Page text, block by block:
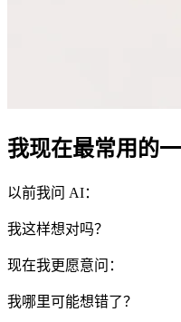
我现在最常用的
以前我问 AI：
我这样想对吗？
现在我更愿意问：
我哪里可能想错了？